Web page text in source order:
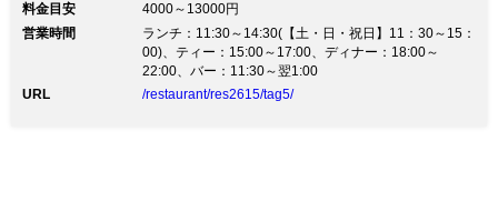
合に最適な個室、都会の夜を満喫できるバーなど、スタ
イリッシュな空間でお楽しみください。 人気のオーク
ドア バーガーは、表面はカリッと、中は凝縮された肉
の旨味とオークのスモーキーな香ばしさをご堪能くださ
い。
料金目安
4000～13000円
営業時間
ランチ：11:30～14:30(【土・日・祝日】11：30～15：
00)、ティー：15:00～17:00、ディナー：18:00～
22:00、バー：11:30～翌1:00
URL
/restaurant/res2615/tag5/